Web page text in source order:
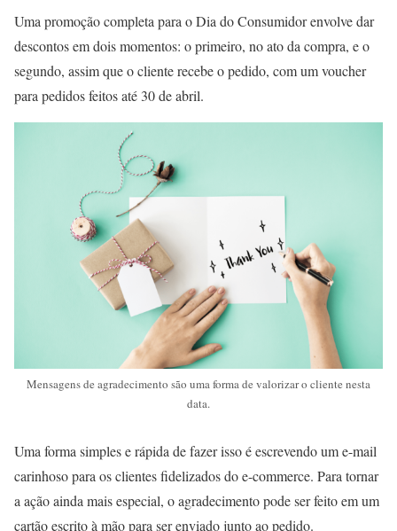
Uma promoção completa para o Dia do Consumidor envolve dar
descontos em dois momentos: o primeiro, no ato da compra, e o
segundo, assim que o cliente recebe o pedido, com um voucher
para pedidos feitos até 30 de abril.
Mensagens de agradecimento são uma forma de valorizar o cliente nesta
data.
Uma forma simples e rápida de fazer isso é escrevendo um e-mail
carinhoso para os clientes fidelizados do e-commerce. Para tornar
a ação ainda mais especial, o agradecimento pode ser feito em um
cartão escrito à mão para ser enviado junto ao pedido.